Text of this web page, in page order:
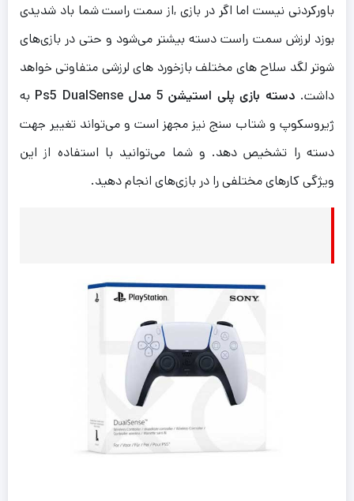
باور‌کردنی نیست اما اگر در بازی ,از سمت راست شما باد شدیدی
بوزد لرزش سمت راست دسته بیشتر می‌شود و حتی در بازی‌های
شوتر لگد سلاح های مختلف بازخورد های لرزشی متفاوتی خواهد
داشت. دسته بازی پلی استیشن 5 مدل Ps5 DualSense
به
ژیروسکوپ و شتاب سنج نیز مجهز است و می‌تواند تغییر جهت
دسته را تشخیص دهد. و شما می‌توانید با استفاده از این
ویژگی کار‌های مختلفی را در بازی‌های انجام دهید.